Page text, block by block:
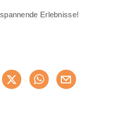
Erlebnisse!
Jetzt weiterempfehlen